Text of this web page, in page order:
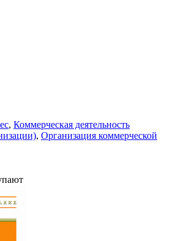
, Коммерческая деятельность
, Организация коммерческой